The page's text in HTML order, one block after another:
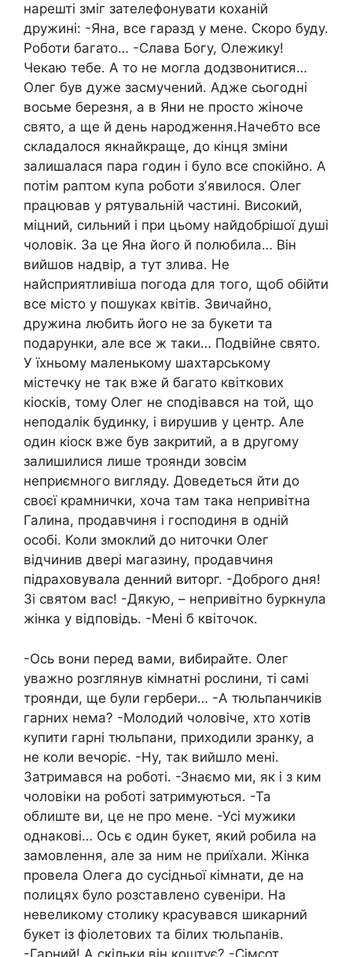
нарешті зміг зателефонувати коханій
дружині: -Яна, все гаразд у мене. Скоро буду.
Роботи багато… -Слава Богу, Олежику!
Чекаю тебе. А то не могла додзвонитися…
Олег був дуже засмучений. Адже сьогодні
восьме березня, а в Яни не просто жіноче
свято, а ще й день народження.Начебто все
складалося якнайкраще, до кінця зміни
залишалася пара годин і було все спокійно. А
потім раптом купа роботи зʼявилося. Олег
працював у рятувальній частині. Високий,
міцний, сильний і при цьому найдобрішої душі
чоловік. За це Яна його й полюбила… Він
вийшов надвір, а тут злива. Не
найсприятливіша погода для того, щоб обійти
все місто у пошуках квітів. Звичайно,
дружина любить його не за букети та
подарунки, але все ж таки… Подвійне свято.
У їхньому маленькому шахтарському
містечку не так вже й багато квіткових
кіосків, тому Олег не сподівався на той, що
неподалік будинку, і вирушив у центр. Але
один кіоск вже був закритий, а в другому
залишилися лише троянди зовсім
неприємного вигляду. Доведеться йти до
своєї крамнички, хоча там така непривітна
Галина, продавчиня і господиня в одній
особі. Коли змоклий до ниточки Олег
відчинив двері магазину, продавчиня
підраховувала денний виторг. -Доброго дня!
Зі святом вас! -Дякую, – непривітно буркнула
жінка у відповідь. -Мені б квіточок.
-Ось вони перед вами, вибирайте. Олег
уважно розглянув кімнатні рослини, ті самі
троянди, ще були гербери… -А тюльпанчиків
гарних нема? -Молодий чоловіче, хто хотів
купити гарні тюльпани, приходили зранку, а
не коли вечоріє. -Ну, так вийшло мені.
Затримався на роботі. -Знаємо ми, як і з ким
чоловіки на роботі затримуються. -Та
облиште ви, це не про мене. -Усі мужики
однакові… Ось є один букет, який робила на
замовлення, але за ним не приїхали. Жінка
провела Олега до сусідньої кімнати, де на
полицях було розставлено сувеніри. На
невеликому столику красувався шикарний
букет із фіолетових та білих тюльпанів.
-Гарний! А скільки він коштує? -Сімсот